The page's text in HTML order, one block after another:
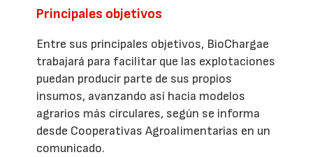
Principales objetivos
Entre sus principales objetivos, BioChargae
trabajará para facilitar que las explotaciones
puedan producir parte de sus propios
insumos, avanzando así hacia modelos
agrarios más circulares, según se informa
desde Cooperativas Agroalimentarias en un
comunicado.